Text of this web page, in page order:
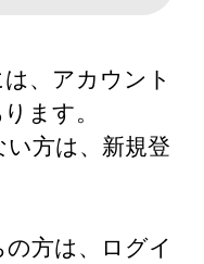
、アカウント
ます。
方は、新規登
方は、ログイ